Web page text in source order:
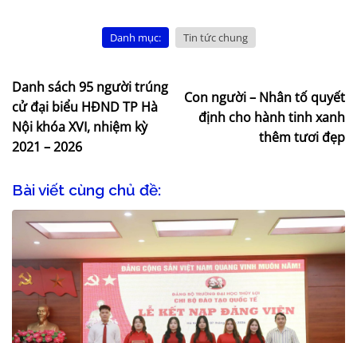
Danh mục: Tin tức chung
Danh sách 95 người trúng
cử đại biểu HĐND TP Hà
Nội khóa XVI, nhiệm kỳ
2021 – 2026
Con người – Nhân tố quyết
định cho hành tinh xanh
thêm tươi đẹp
Bài viết cùng chủ đề: